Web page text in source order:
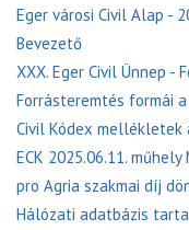
Eger városi Civil Alap -
Bevezető
XXX. Eger Civil Ünnep -
Forrásteremtés formái
Civil Kódex
ECK 2025.06.11. műhely
pro Agria szakmai díj
Hálózati adatbázis